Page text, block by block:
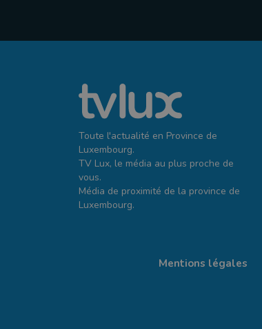
Toute l'actualité en Province de
Luxembourg.
TV Lux, le média au plus proche de
vous.
Média de proximité de la province de
Luxembourg.
Mentions légales